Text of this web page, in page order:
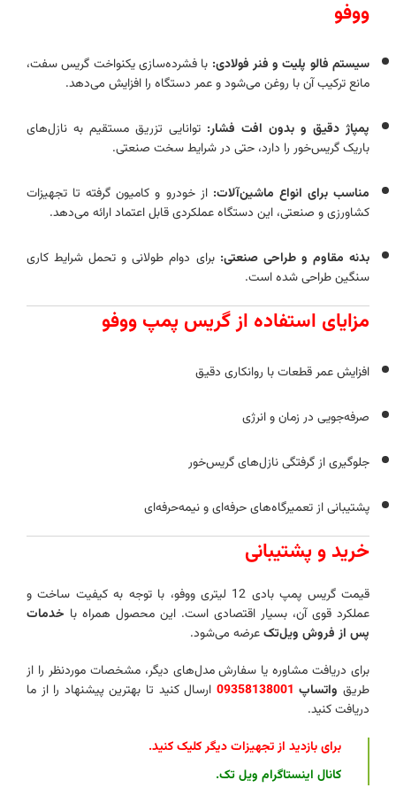
ووفو
سیستم فالو پلیت و فنر فولادی: با فشرده‌سازی یکنواخت گریس سفت،
مانع ترکیب آن با روغن می‌شود و عمر دستگاه را افزایش می‌دهد.
پمپاژ دقیق و بدون افت فشار: توانایی تزریق مستقیم به نازل‌های
باریک گریس‌خور را دارد، حتی در شرایط سخت صنعتی.
مناسب برای انواع ماشین‌آلات: از خودرو و کامیون گرفته تا تجهیزات
کشاورزی و صنعتی، این دستگاه عملکردی قابل اعتماد ارائه می‌دهد.
بدنه مقاوم و طراحی صنعتی: برای دوام طولانی و تحمل شرایط کاری
سنگین طراحی شده است.
مزایای استفاده از گریس پمپ ووفو
افزایش عمر قطعات با روانکاری دقیق
صرفه‌جویی در زمان و انرژی
جلوگیری از گرفتگی نازل‌های گریس‌خور
پشتیبانی از تعمیرگاه‌های حرفه‌ای و نیمه‌حرفه‌ای
خرید و پشتیبانی
قیمت گریس پمپ بادی 12 لیتری ووفو، با توجه به کیفیت ساخت و
عملکرد قوی آن، بسیار اقتصادی است. این محصول همراه با خدمات
پس از فروش ویل‌تکعرضه می‌شود.
برای دریافت مشاوره یا سفارش مدل‌های دیگر، مشخصات موردنظر را از
طریق واتساپ 09358138001 ارسال کنید تا بهترین پیشنهاد را از ما
دریافت کنید.
برای بازدید از تجهیزات دیگر کلیک کنید.
کانال اینستاگرام ویل تک.